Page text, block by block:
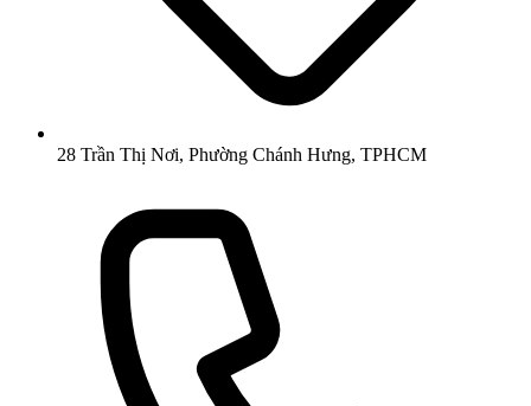
28 Trần Thị Nơi, Phường Chánh Hưng, TPHCM